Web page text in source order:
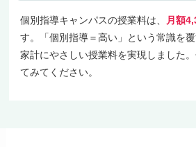
個別指導キャンパスの授業料は、 月額
す。「個別指導＝高い」という常識を覆
家計にやさしい授業料を実現しました
てみてください。